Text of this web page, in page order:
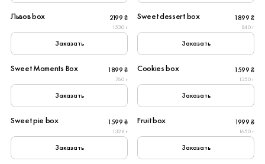
Львов box 2199 ₴
1530 г
Заказать
Sweet dessert box 1899 ₴
840 г
Заказать
Sweet Moments Box 1899 ₴
760 г
Заказать
Cookies box 1599 ₴
1350 г
Заказать
Sweet pie box 1599 ₴
1328 г
Заказать
Fruit box 1999 ₴
1650 г
Заказать